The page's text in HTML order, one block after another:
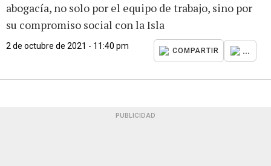
abogacía, no solo por el equipo de trabajo, sino por
su compromiso social con la Isla
2 de octubre de 2021 - 11:40 pm
COMPARTIR ...
PUBLICIDAD